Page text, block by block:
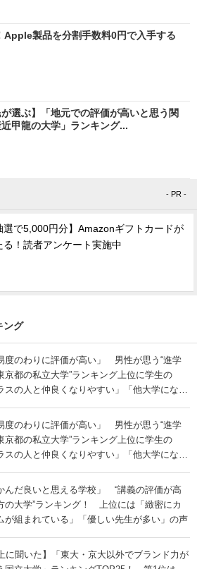
Apple製品を分割手数料0円で入手する
が選ぶ】「地元での評価が高いと思う関
甲龍の大学」ランキング...
- PR -
選で5,000円分】Amazonギフトカードが
る！読者アンケート実施中
ング
度のわりに評価が高い」 男性が思う“進学
京都の私立大学”ランキング上位に学生の
スの人と仲良くなりやすい」「他大学にない
度のわりに評価が高い」 男性が思う“進学
京都の私立大学”ランキング上位に学生の
スの人と仲良くなりやすい」「他大学にない
んだ良いと思える学校」 “講義の評価が高
の大学”ランキング！ 上位には「緻密にカ
が組まれている」「優しい先生が多い」の声
に聞いた】「東大・京大以外でブランド力が